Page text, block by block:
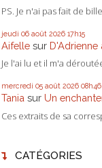
PS. Je n'ai pas fait de
jeudi 06 août 2026 17h15
Aifelle sur D'Adrienne
Je l'ai lu et il m'a
mercredi 05 août 2026 08h46
Tania sur Un
Ces extraits de sa
CATÉGORIES